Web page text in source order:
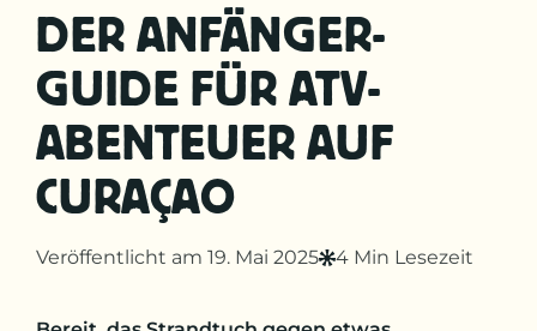
DER ANFÄNGER-
GUIDE FÜR ATV-
ABENTEUER AUF
CURAÇAO
Veröffentlicht am 19. Mai 2025 4 Min Lesezeit